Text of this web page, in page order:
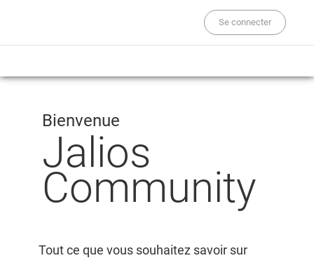
Se connecter
Bienvenue
Jalios
Community
Tout ce que vous souhaitez savoir sur